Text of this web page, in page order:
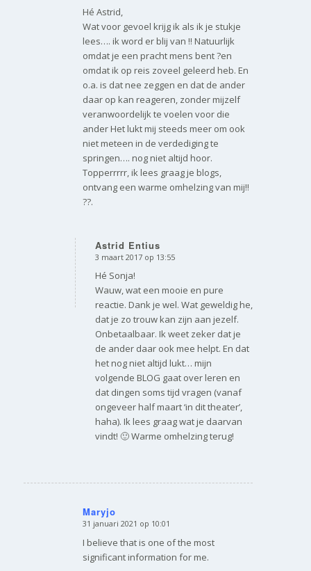
Hé Astrid,
Wat voor gevoel krijg ik als ik je stukje
lees…. ik word er blij van !! Natuurlijk
omdat je een pracht mens bent ?en
omdat ik op reis zoveel geleerd heb. En
o.a. is dat nee zeggen en dat de ander
daar op kan reageren, zonder mijzelf
veranwoordelijk te voelen voor die
ander Het lukt mij steeds meer om ook
niet meteen in de verdediging te
springen…. nog niet altijd hoor.
Topperrrrr, ik lees graag je blogs,
ontvang een warme omhelzing van mij!!
??.
Astrid Entius
zegt:
3 maart 2017 op 13:55
Hé Sonja!
Wauw, wat een mooie en pure
reactie. Dank je wel. Wat geweldig he,
dat je zo trouw kan zijn aan jezelf.
Onbetaalbaar. Ik weet zeker dat je
de ander daar ook mee helpt. En dat
het nog niet altijd lukt… mijn
volgende BLOG gaat over leren en
dat dingen soms tijd vragen (vanaf
ongeveer half maart ‘in dit theater’,
haha). Ik lees graag wat je daarvan
vindt! 🙂 Warme omhelzing terug!
Maryjo
zegt:
31 januari 2021 op 10:01
I believe that is one of the most
significant information for me.